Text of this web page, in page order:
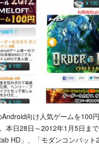
向け人気ゲームを100
本日28日～2012年1月5日ま
HD」、「モダンコンバット